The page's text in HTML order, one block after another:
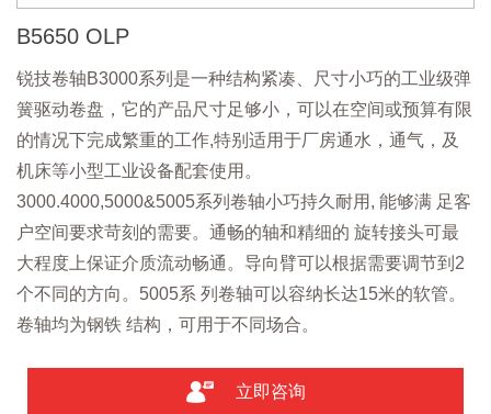
B5650 OLP
锐技卷轴B3000系列是一种结构紧凑、尺寸小巧的工业级弹
簧驱动卷盘，它的产品尺寸足够小，可以在空间或预算有限
的情况下完成繁重的工作,特别适用于厂房通水，通气，及
机床等小型工业设备配套使用。
3000.4000,5000&5005系列卷轴小巧持久耐用, 能够满 足客
户空间要求苛刻的需要。通畅的轴和精细的 旋转接头可最
大程度上保证介质流动畅通。导向臂可以根据需要调节到2
个不同的方向。5005系 列卷轴可以容纳长达15米的软管。
卷轴均为钢铁 结构，可用于不同场合。
立即咨询